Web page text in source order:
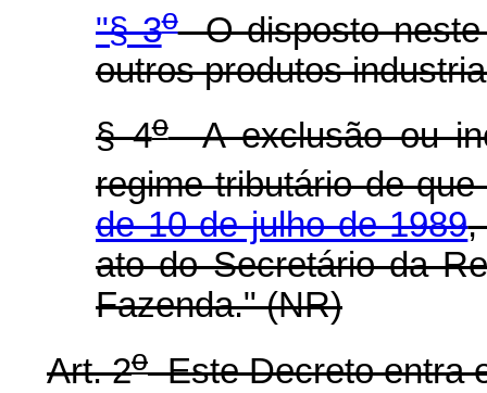
"§ 3oO disposto neste
outros produtos
§ 4oA exclusão ou
regime tributário de
de 10 de julho de 1989,
ato do Secretário da
Fazenda." (NR)
Art. 2oEste Decreto entra